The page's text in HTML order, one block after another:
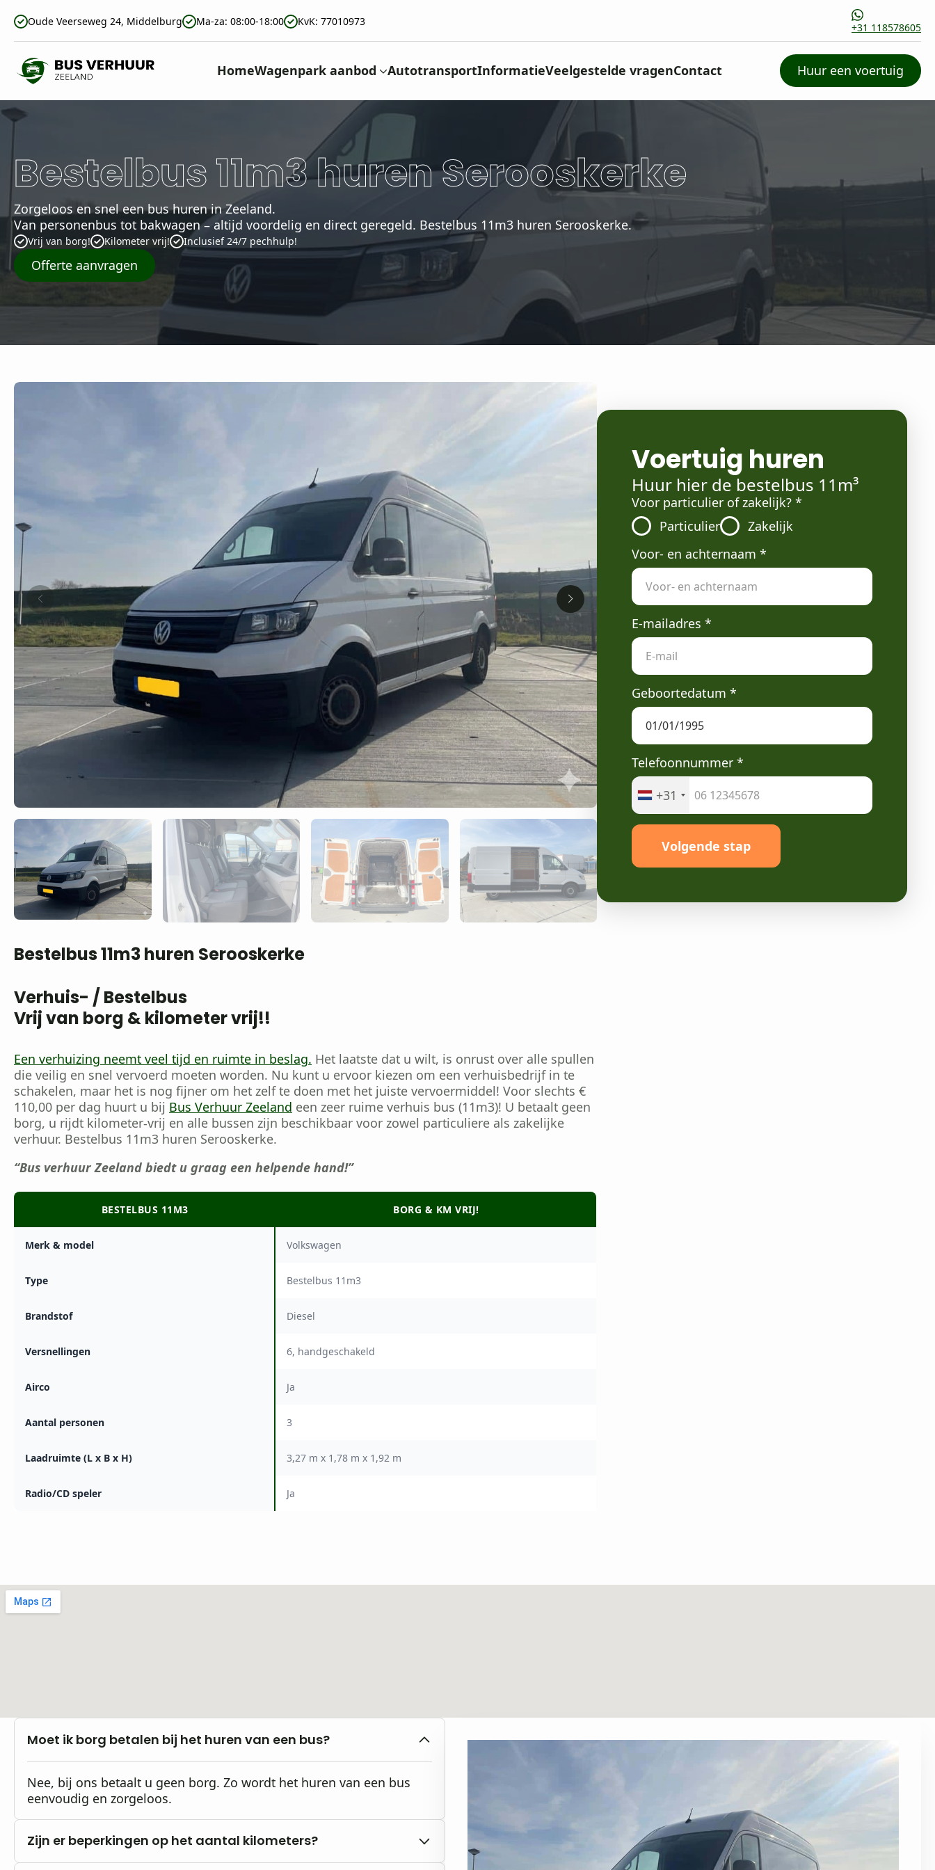
Oude Veerseweg 24, Middelburg Ma-za: 08:00-18:00 KvK: 77010973 +31 118578605
HomeWagenpark aanbod AutotransportInformatieVeelgestelde vragenContact Huur een voertuig
Bestelbus 11m3 huren Serooskerke
Zorgeloos en snel een bus huren in Zeeland.
Van personenbus tot bakwagen – altijd voordelig en direct geregeld. Bestelbus 11m3 huren Serooskerke.
Vrij van borg! Kilometer vrij! Inclusief 24/7 pechhulp!
Offerte aanvragen
Bestelbus 11m3 huren Serooskerke
Verhuis- / Bestelbus
Vrij van borg & kilometer vrij!!
Een verhuizing neemt veel tijd en ruimte in beslag. Het laatste dat u wilt, is onrust over alle spullen
die veilig en snel vervoerd moeten worden. Nu kunt u ervoor kiezen om een verhuisbedrijf in te
schakelen, maar het is nog fijner om het zelf te doen met het juiste vervoermiddel! Voor slechts €
110,00 per dag huurt u bij Bus Verhuur Zeeland een zeer ruime verhuis bus (11m3)! U betaalt geen
borg, u rijdt kilometer-vrij en alle bussen zijn beschikbaar voor zowel particuliere als zakelijke
verhuur. Bestelbus 11m3 huren Serooskerke.
“Bus verhuur Zeeland biedt u graag een helpende hand!”
BESTELBUS 11M3 BORG & KM VRIJ!
Merk & model Volkswagen
Type Bestelbus 11m3
Brandstof Diesel
Versnellingen 6, handgeschakeld
Airco Ja
Aantal personen 3
Laadruimte (L x B x H) 3,27 m x 1,78 m x 1,92 m
Radio/CD speler Ja
Voertuig huren
Huur hier de bestelbus 11m³
Voor particulier of zakelijk? *
Particulier
Zakelijk
Voor- en achternaam *
E-mailadres *
Geboortedatum *
Telefoonnummer *
+31
Volgende stap
Moet ik borg betalen bij het huren van een bus?
Nee, bij ons betaalt u geen borg. Zo wordt het huren van een bus
eenvoudig en zorgeloos.
Zijn er beperkingen op het aantal kilometers?